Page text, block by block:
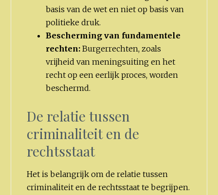
basis van de wet en niet op basis van
politieke druk.
Bescherming van fundamentele
rechten:Burgerrechten, zoals
vrijheid van meningsuiting en het
recht op een eerlijk proces, worden
beschermd.
De relatie tussen
criminaliteit en de
rechtsstaat
Het is belangrijk om de relatie tussen
criminaliteit en de rechtsstaat te begrijpen.